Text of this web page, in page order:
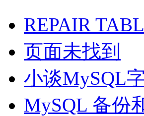
REPAIR
页面未找到
小谈MySQL
MySQL 备份